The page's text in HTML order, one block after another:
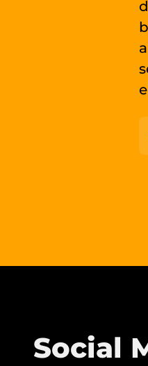
Social